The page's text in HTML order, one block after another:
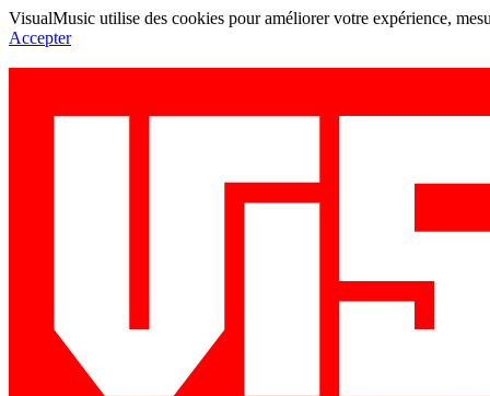
VisualMusic utilise des cookies pour améliorer votre expérience,
Accepter